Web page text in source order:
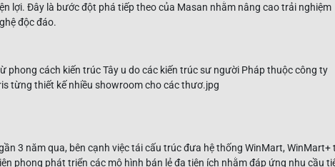
lợi. Đây là bước đột phá tiếp theo của Masan nhằm nâng cao trải nghiệm
độc đáo.
3 năm qua, bên cạnh việc tái cấu trúc đưa hệ thống WinMart, WinMart+
phong phát triển các mô hình bán lẻ đa tiện ích nhằm đáp ứng nhu cầu